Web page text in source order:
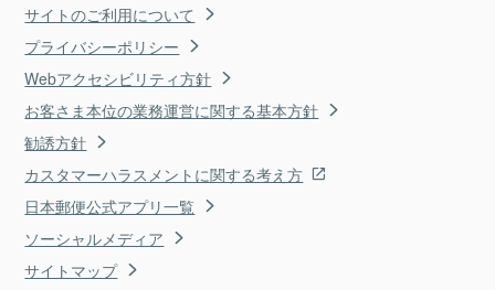
サイトのご利用について
プライバシーポリシー
Webアクセシビリティ方針
お客さま本位の業務運営に関する基本方針
勧誘方針
カスタマーハラスメントに関する考え方
日本郵便公式アプリ一覧
ソーシャルメディア
サイトマップ